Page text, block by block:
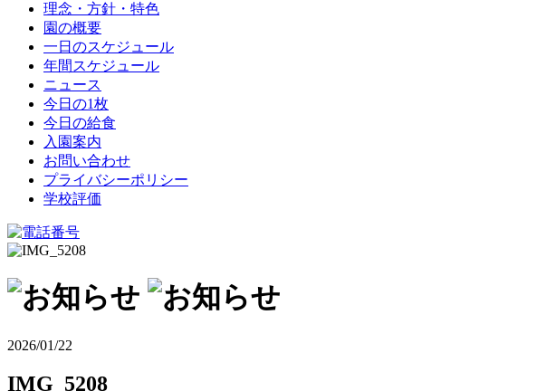
理念・方針・特色
園の概要
一日のスケジュール
年間スケジュール
ニュース
今日の1枚
今日の給食
入園案内
お問い合わせ
プライバシーポリシー
学校評価
2026/01/22
IMG_5208